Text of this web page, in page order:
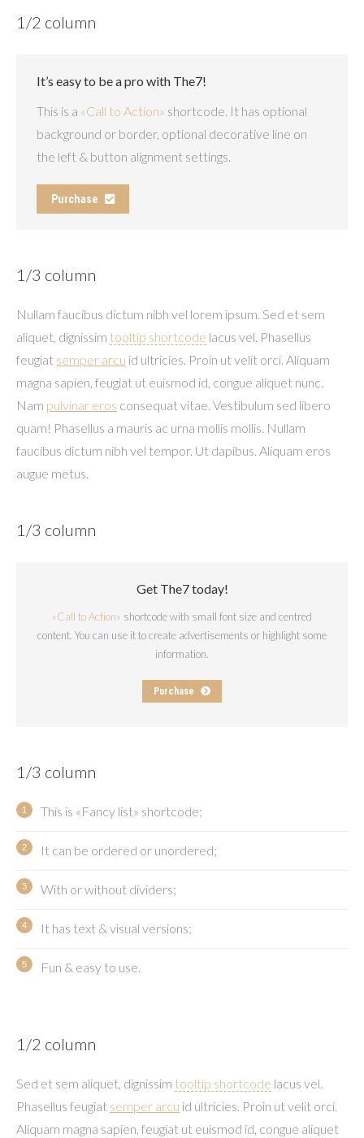
1/2 column
It’s easy to be a pro with The7!
This is a «Call to Action» shortcode. It has optional
background or border, optional decorative line on
the left & button alignment settings.
Purchase
1/3 column
Nullam faucibus dictum nibh vel lorem ipsum. Sed et sem
aliquet, dignissim tooltip shortcode lacus vel. Phasellus
feugiat semper arcu id ultricies. Proin ut velit orci. Aliquam
magna sapien, feugiat ut euismod id, congue aliquet nunc.
Nam pulvinar eros consequat vitae. Vestibulum sed libero
quam! Phasellus a mauris ac urna mollis mollis. Nullam
faucibus dictum nibh vel tempor. Ut dapibus. Aliquam eros
augue metus.
1/3 column
Get The7 today!
«Call to Action» shortcode with small font size and centred
content. You can use it to create advertisements or highlight some
information.
Purchase
1/3 column
This is «Fancy list» shortcode;
It can be ordered or unordered;
With or without dividers;
It has text & visual versions;
Fun & easy to use.
1/2 column
Sed et sem aliquet, dignissim tooltip shortcode lacus vel.
Phasellus feugiat semper arcu id ultricies. Proin ut velit orci.
Aliquam magna sapien, feugiat ut euismod id, congue aliquet